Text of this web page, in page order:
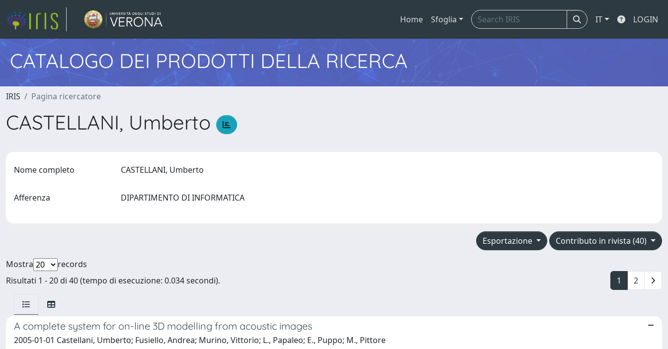
Home Sfoglia IT LOGIN
CATALOGO DEI PRODOTTI DELLA RICERCA
IRIS Pagina ricercatore
CASTELLANI, Umberto
Nome completo CASTELLANI, Umberto
Afferenza DIPARTIMENTO DI INFORMATICA
Contributo in rivista (40)
Esportazione
Mostra
records
Risultati 1 - 20 di 40 (tempo di esecuzione: 0.034 secondi).
1 2
A complete system for on-line 3D modelling from acoustic images
2005-01-01 Castellani, Umberto; Fusiello, Andrea; Murino, Vittorio; L., Papaleo; E., Puppo; M., Pittore